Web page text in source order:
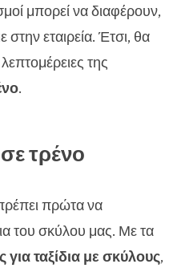
μπορεί να διαφέρουν,
εταιρεία. Έτσι, θα
της
.
τρένο
πρώτα να
του σκύλου μας. Με τα
ταξίδια με σκύλους,